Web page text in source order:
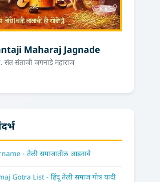
Maharaj Jagnade
संत संताजी जगनाडे महाराज
- तेली समाजातील आडनावे
Gotra List - हिंदू तेली समाज गोत्र यादी